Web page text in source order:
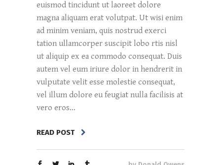
euismod tincidunt ut laoreet dolore
magna aliquam erat volutpat. Ut wisi enim
ad minim veniam, quis nostrud exerci
tation ullamcorper suscipit lobo rtis nisl
ut aliquip ex ea commodo consequat. Duis
autem vel eum iriure dolor in hendrerit in
vulputate velit esse molestie consequat,
vel illum dolore eu feugiat nulla facilisis at
vero eros...
READ POST